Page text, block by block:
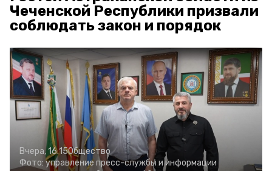
Чеченской Республики призвали
соблюдать закон и порядок
Вчера, 16:15Общество
Фото: управление пресс-службы и информации